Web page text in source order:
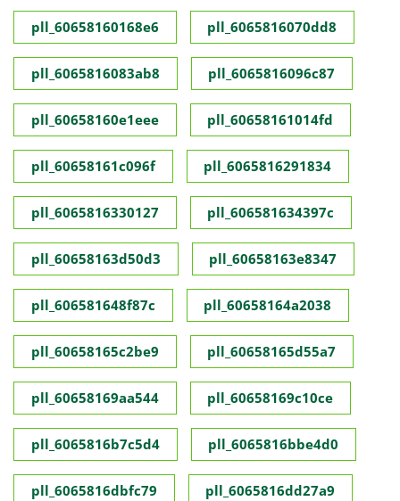
pll_60658160168e6 pll_6065816070dd8
pll_6065816083ab8 pll_6065816096c87
pll_60658160e1eee pll_60658161014fd
pll_60658161c096f pll_6065816291834
pll_6065816330127 pll_606581634397c
pll_60658163d50d3 pll_60658163e8347
pll_606581648f87c pll_60658164a2038
pll_60658165c2be9 pll_60658165d55a7
pll_60658169aa544 pll_60658169c10ce
pll_6065816b7c5d4 pll_6065816bbe4d0
pll_6065816dbfc79 pll_6065816dd27a9